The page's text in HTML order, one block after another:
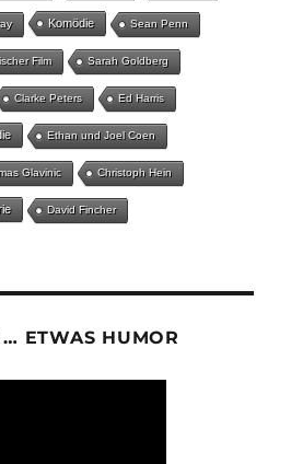
Komödie Sean Penn
Film Sarah Goldberg
Clarke Peters Ed Harris
Ethan und Joel Coen
Glavinic Christoph Hein
David Fincher
ETWAS HUMOR